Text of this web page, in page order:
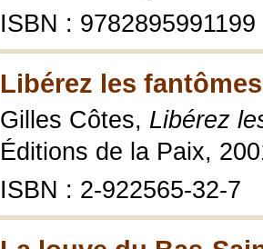
ISBN : 9782895991199
Libérez les
Gilles Côtes, Libérez
Éditions de la Paix,
ISBN : 2-922565-32-7